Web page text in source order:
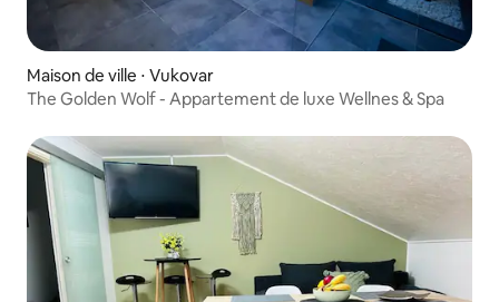
Maison de ville ⋅ Vukovar
The Golden Wolf - Appartement de luxe Wellnes & Spa